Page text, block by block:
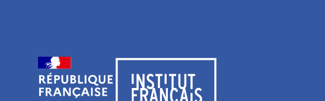
Visiter le site de l’Institut français